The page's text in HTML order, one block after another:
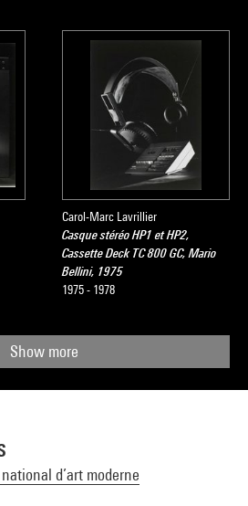
Carol-Marc Lavrillier
Casque stéréo HP1 et HP2,
Cassette Deck TC 800 GC, Mario
Bellini, 1975
1975 - 1978
Show more
d’art moderne